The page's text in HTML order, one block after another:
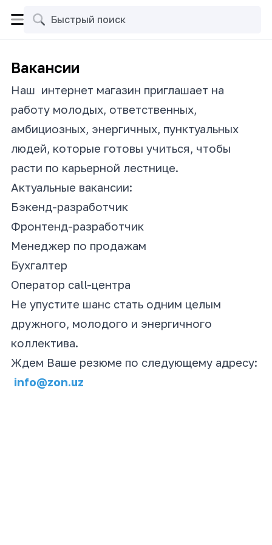
Вакансии
Наш интернет магазин приглашает на
работу молодых, ответственных,
амбициозных, энергичных, пунктуальных
людей, которые готовы учиться, чтобы
расти по карьерной лестнице.
Актуальные вакансии:
Бэкенд-разработчик
Фронтенд-разработчик
Менеджер по продажам
Бухгалтер
Оператор call-центра
Не упустите шанс стать одним целым
дружного, молодого и энергичного
коллектива.
Ждем Ваше резюме по следующему адресу:
info@zon.uz